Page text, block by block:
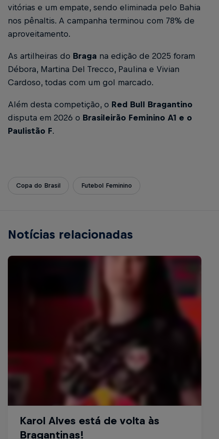
vitórias e um empate, sendo eliminada pelo Bahia
nos pênaltis. A campanha terminou com 78% de
aproveitamento.
As artilheiras do Braga na edição de 2025 foram
Débora, Martina Del Trecco, Paulina e Vivian
Cardoso, todas com um gol marcado.
Além desta competição, o Red Bull Bragantino
disputa em 2026 o Brasileirão Feminino A1 e o
Paulistão F.
Copa do Brasil Futebol Feminino
Notícias relacionadas